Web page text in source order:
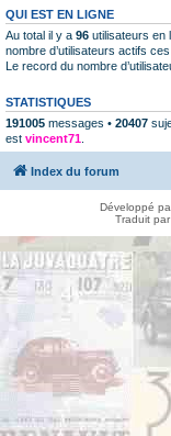
QUI EST EN LIGNE
Au total il y a 96 utilisateurs en
nombre d’utilisateurs actifs
Le record du nombre
STATISTIQUES
191005 messages • 20407
est vincent71
Index du forum
Développé
Traduit par